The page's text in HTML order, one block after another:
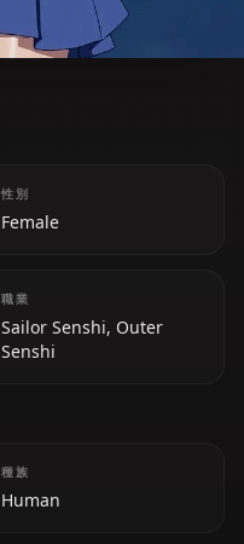
性別
Female
職業
Sailor Senshi, Outer
Senshi
種族
Human